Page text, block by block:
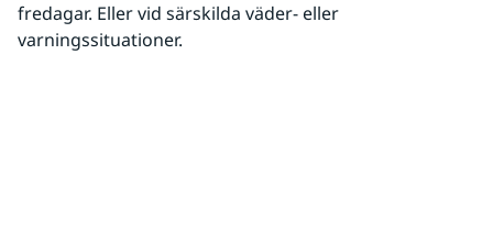
fredagar. Eller vid särskilda väder- eller
varningssituationer.